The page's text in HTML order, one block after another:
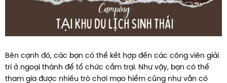
Bên cạnh đó, các bạn có thể kết hợp đến các công viên giải
trí ở ngoại thành để tổ chức cắm trại. Như vậy, bạn có thể
tham gia được nhiều trò chơi mạo hiểm cũng như vẫn có